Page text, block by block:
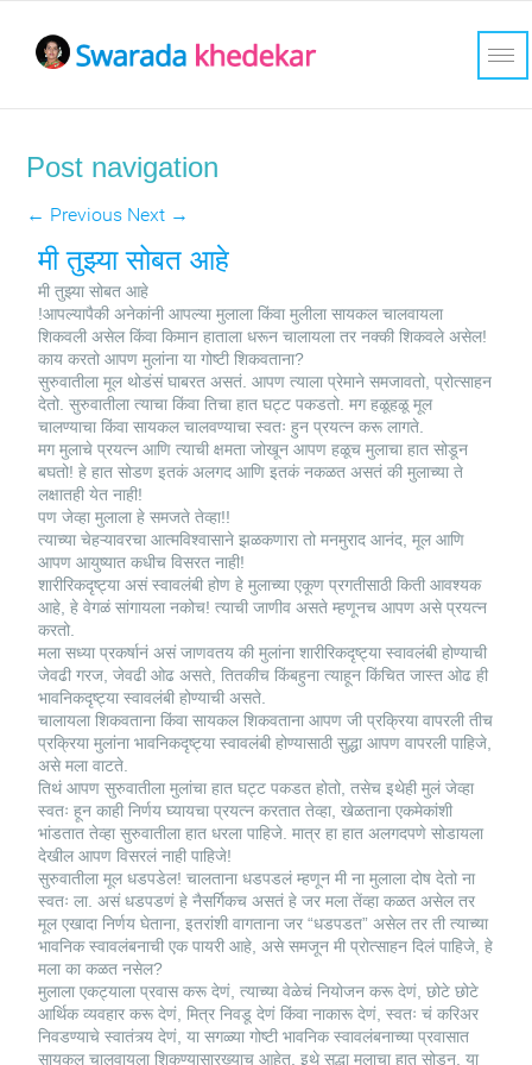
Post navigation
← Previous Next →
मी तुझ्या सोबत आहे
मी तुझ्या सोबत आहे
!आपल्यापैकी अनेकांनी आपल्या मुलाला किंवा मुलीला सायकल चालवायला
शिकवली असेल किंवा किमान हाताला धरून चालायला तर नक्की शिकवले असेल!
काय करतो आपण मुलांना या गोष्टी शिकवताना?
सुरुवातीला मूल थोडंसं घाबरत असतं. आपण त्याला प्रेमाने समजावतो, प्रोत्साहन
देतो. सुरुवातीला त्याचा किंवा तिचा हात घट्ट पकडतो. मग हळूहळू मूल
चालण्याचा किंवा सायकल चालवण्याचा स्वतः हुन प्रयत्न करू लागते.
मग मुलाचे प्रयत्न आणि त्याची क्षमता जोखून आपण हळूच मुलाचा हात सोडून
बघतो! हे हात सोडण इतकं अलगद आणि इतकं नकळत असतं की मुलाच्या ते
लक्षातही येत नाही!
पण जेव्हा मुलाला हे समजते तेव्हा!!
त्याच्या चेहऱ्यावरचा आत्मविश्वासाने झळकणारा तो मनमुराद आनंद, मूल आणि
आपण आयुष्यात कधीच विसरत नाही!
शारीरिकदृष्ट्या असं स्वावलंबी होण हे मुलाच्या एकूण प्रगतीसाठी किती आवश्यक
आहे, हे वेगळं सांगायला नकोच! त्याची जाणीव असते म्हणूनच आपण असे प्रयत्न
करतो.
मला सध्या प्रकर्षानं असं जाणवतय की मुलांना शारीरिकदृष्ट्या स्वावलंबी होण्याची
जेवढी गरज, जेवढी ओढ असते, तितकीच किंबहुना त्याहून किंचित जास्त ओढ ही
भावनिकदृष्ट्या स्वावलंबी होण्याची असते.
चालायला शिकवताना किंवा सायकल शिकवताना आपण जी प्रक्रिया वापरली तीच
प्रक्रिया मुलांना भावनिकदृष्ट्या स्वावलंबी होण्यासाठी सुद्धा आपण वापरली पाहिजे,
असे मला वाटते.
तिथं आपण सुरुवातीला मुलांचा हात घट्ट पकडत होतो, तसेच इथेही मुलं जेव्हा
स्वतः हून काही निर्णय घ्यायचा प्रयत्न करतात तेव्हा, खेळताना एकमेकांशी
भांडतात तेव्हा सुरुवातीला हात धरला पाहिजे. मात्र हा हात अलगदपणे सोडायला
देखील आपण विसरलं नाही पाहिजे!
सुरुवातीला मूल धडपडेल! चालताना धडपडलं म्हणून मी ना मुलाला दोष देतो ना
स्वतः ला. असं धडपडणं हे नैसर्गिकच असतं हे जर मला तेंव्हा कळत असेल तर
मूल एखादा निर्णय घेताना, इतरांशी वागताना जर “धडपडत” असेल तर ती त्याच्या
भावनिक स्वावलंबनाची एक पायरी आहे, असे समजून मी प्रोत्साहन दिलं पाहिजे, हे
मला का कळत नसेल?
मुलाला एकट्याला प्रवास करू देणं, त्याच्या वेळेचं नियोजन करू देणं, छोटे छोटे
आर्थिक व्यवहार करू देणं, मित्र निवडू देणं किंवा नाकारू देणं, स्वतः चं करिअर
निवडण्याचे स्वातंत्र्य देणं, या सगळ्या गोष्टी भावनिक स्वावलंबनाच्या प्रवासात
सायकल चालवायला शिकण्यासारख्याच आहेत. इथे सुद्धा मुलाचा हात सोडून, या